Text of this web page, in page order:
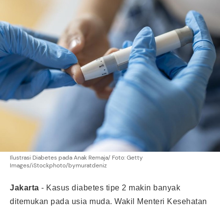
Ilustrasi Diabetes pada Anak Remaja/ Foto: Getty
Images/iStockphoto/bymuratdeniz
Jakarta - Kasus diabetes tipe 2 makin banyak
ditemukan pada usia muda. Wakil Menteri Kesehatan